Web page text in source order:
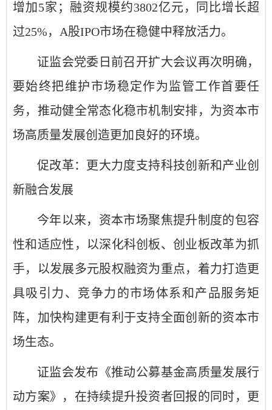
增加5家；融资规模约3802亿元，同比增长超
过25%，A股IPO市场在稳健中释放活力。
证监会党委日前召开扩大会议再次明确，
要始终把维护市场稳定作为监管工作首要任
务，推动健全常态化稳市机制安排，为资本市
场高质量发展创造更加良好的环境。
促改革：更大力度支持科技创新和产业创
新融合发展
今年以来，资本市场聚焦提升制度的包容
性和适应性，以深化科创板、创业板改革为抓
手，以发展多元股权融资为重点，着力打造更
具吸引力、竞争力的市场体系和产品服务矩
阵，加快构建更有利于支持全面创新的资本市
场生态。
证监会发布《推动公募基金高质量发展行
动方案》，在持续提升投资者回报的同时，更